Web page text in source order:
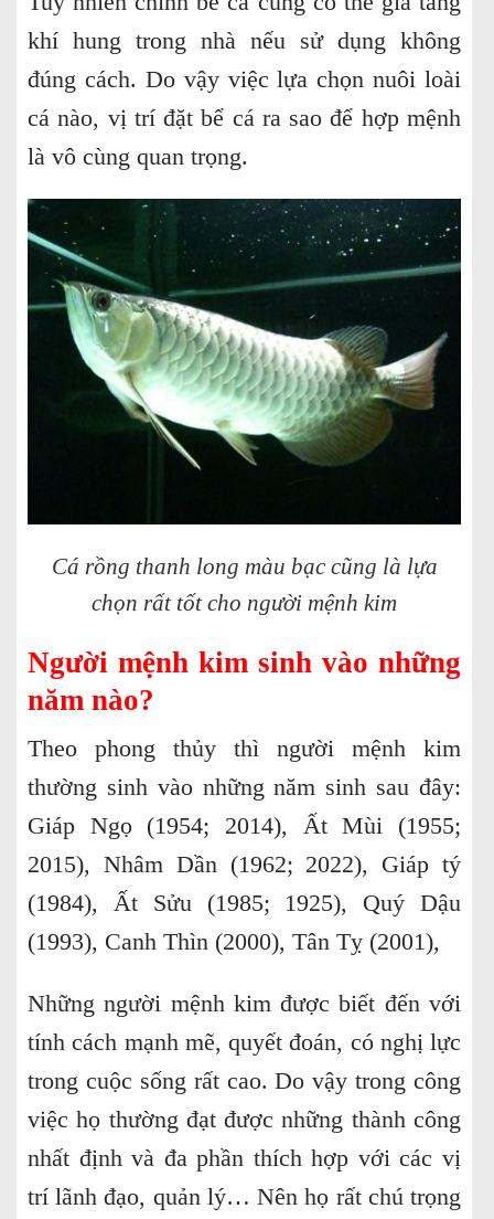
khí hung trong nhà nếu sử dụng không
đúng cách. Do vậy việc lựa chọn nuôi loài
cá nào, vị trí đặt bể cá ra sao để hợp mệnh
là vô cùng quan trọng.
Cá rồng thanh long màu bạc cũng là lựa
chọn rất tốt cho người mệnh kim
Người mệnh kim sinh vào những
năm nào?
Theo phong thủy thì người mệnh kim
thường sinh vào những năm sinh sau đây:
Giáp Ngọ (1954; 2014), Ất Mùi (1955;
2015), Nhâm Dần (1962; 2022), Giáp tý
(1984), Ất Sửu (1985; 1925), Quý Dậu
(1993), Canh Thìn (2000), Tân Tỵ (2001),
Những người mệnh kim được biết đến với
tính cách mạnh mẽ, quyết đoán, có nghị lực
trong cuộc sống rất cao. Do vậy trong công
việc họ thường đạt được những thành công
nhất định và đa phần thích hợp với các vị
trí lãnh đạo, quản lý… Nên họ rất chú trọng